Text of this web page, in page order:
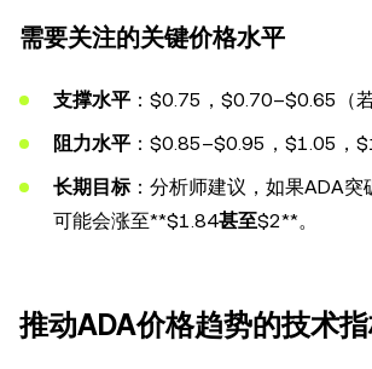
需要关注的关键价格水平
支撑水平 ：$0.75，$0.70–$0.65（
阻力水平 ：$0.85–$0.95，$1.05，
长期目标：分析师建议，如果ADA突
可能会涨至**$1.84甚至$2**。
推动ADA价格趋势的技术